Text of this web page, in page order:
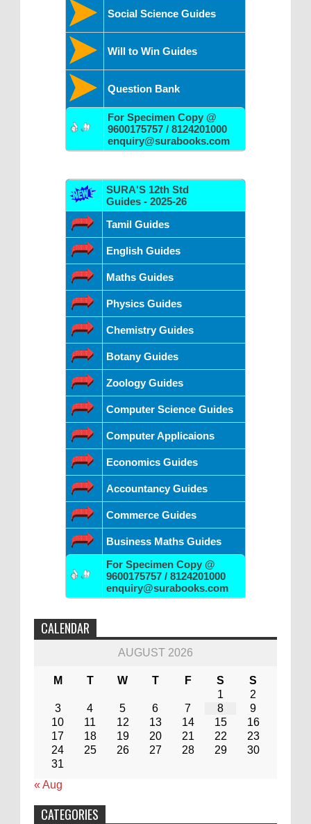
Social Science Guides
Will to Win Guides
Question Bank
For Specimen Copy @
9600175757 / 8124201000
enquiry@surabooks.com
SURA'S 12th Std
Guides - 2025-26
Tamil Guides
English Guides
Maths Guides
Physics Guides
Chemistry Guides
Botany Guides
Zoology Guides
Computer Science Guides
Computer Applicaions
Economics Guides
Accountancy Guides
Commerce Guides
Business Maths Guides
For Specimen Copy @
9600175757 / 8124201000
enquiry@surabooks.com
CALENDAR
AUGUST 2026
M T W T F S
S
1
2
3
4 5 6 7 8
9
10
11 12 13 14 15
16
17
18 19 20 21 22
23
24
25 26 27 28 29
30
31
« Aug
CATEGORIES